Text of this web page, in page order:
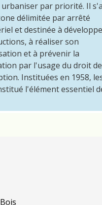
urbaniser par priorité. Il
délimitée par arrêté
et destinée à
à réaliser son
et à prévenir la
par l'usage du droit de
Instituées en 1958,
l'élément essentiel